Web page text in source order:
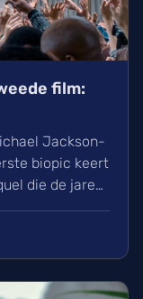
film:
Jackson-
biopic keert
die de jaren
heeft blijkbaar
de